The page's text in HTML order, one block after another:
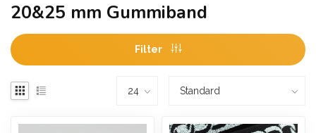
20&25 mm Gummiband
Filter